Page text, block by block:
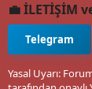
💼 İLETİŞİM
Telegram
Yasal Uyarı: